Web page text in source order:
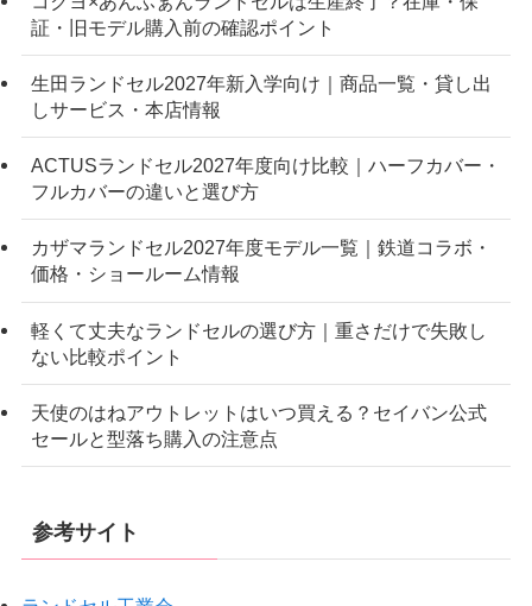
証・旧モデル購入前の確認ポイント
生田ランドセル2027年新入学向け｜商品一覧・貸し出
しサービス・本店情報
ACTUSランドセル2027年度向け比較｜ハーフカバー・
フルカバーの違いと選び方
カザマランドセル2027年度モデル一覧｜鉄道コラボ・
価格・ショールーム情報
軽くて丈夫なランドセルの選び方｜重さだけで失敗し
ない比較ポイント
天使のはねアウトレットはいつ買える？セイバン公式
セールと型落ち購入の注意点
参考サイト